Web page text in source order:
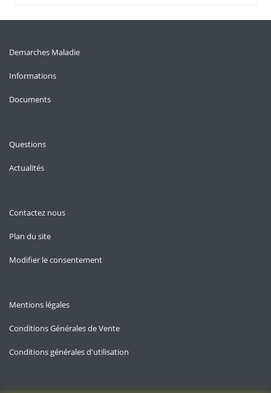
Demarches Maladie
Informations
Documents
Questions
Actualités
Contactez nous
Plan du site
Modifier le consentement
Mentions légales
Conditions Générales de Vente
Conditions générales d'utilisation